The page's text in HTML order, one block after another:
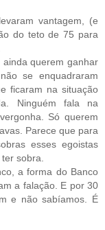
vantagem, (e
do teto de 75 para
querem ganhar
se enquadraram
ficaram na situação
Ninguém fala na
Só querem
Parece que para
esses egoistas
sobra.
a forma do Banco
a falação. E por 30
e não sabíamos. É